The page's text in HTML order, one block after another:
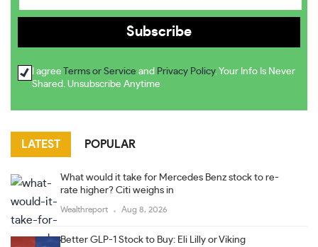
I agree Terms or Service and Privacy Policy. Your Info Is Never
Shared. Unsubscribe Anytime
LATEST POPULAR
What would it take for Mercedes Benz stock to re-
rate higher? Citi weighs in
Wealthreport Aug 8, 2026
Better GLP-1 Stock to Buy: Eli Lilly or Viking